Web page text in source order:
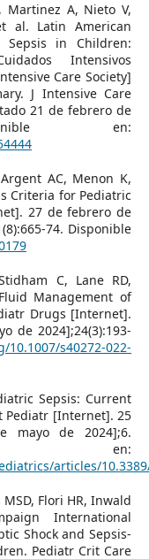
Martinez A, Nieto V,
al. Latin American
Sepsis in Children:
Intensivos
Care Society]
J Intensive Care
21 de febrero de
en:
AC, Menon K,
Criteria for Pediatric
27 de febrero de
74. Disponible
C, Lane RD,
Management of
Drugs [Internet].
de 2024];24(3):193-
10.1007/s40272-022-
Sepsis: Current
Pediatr [Internet]. 25
mayo de 2024];6.
en:
articles/
Flori HR, Inwald
International
Shock and Sepsis-
Pediatr Crit Care